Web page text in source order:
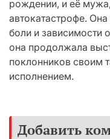
рождении, и её
автокатастрофе.
боли и зависимости
она продолжала
поклонников своим
исполнением.
Добавить